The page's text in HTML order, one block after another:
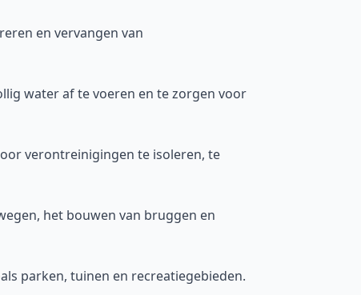
en vervangen van
water af te voeren en te zorgen voor
verontreinigingen te isoleren, te
het bouwen van bruggen en
parken, tuinen en recreatiegebieden.